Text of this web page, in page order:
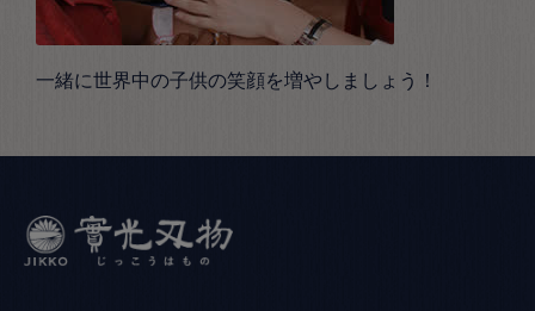
一緒に世界中の子供の笑顔を増やしましょう！